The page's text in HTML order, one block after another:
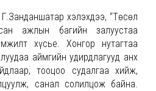
хэлэхдээ, “Төсөл
ажлын багийн залуустаа
хүсье. Хонгор нутагтаа
аймгийн удирдлагууд анх
тооцоо судалгаа хийж,
санал солилцож байна.